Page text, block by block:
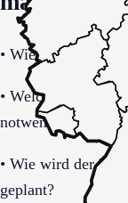
• Wie schnell ist
• Welche
notwendig?
• Wie wird der
geplant?